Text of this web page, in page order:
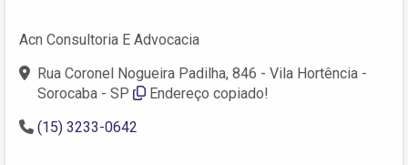
Acn Consultoria E Advocacia
Rua Coronel Nogueira Padilha, 846 - Vila Hortência -
Sorocaba - SP
Endereço copiado!
(15) 3233-0642